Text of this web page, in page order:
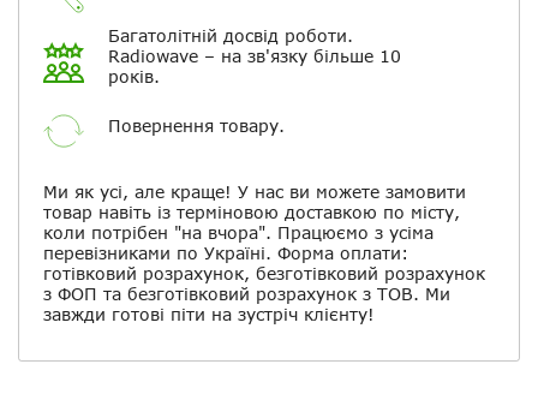
Багатолітній досвід роботи.
Radiowave – на зв'язку більше 10
років.
Повернення товару.
Ми як усі, але краще! У нас ви можете замовити
товар навіть із терміновою доставкою по місту,
коли потрібен "на вчора". Працюємо з усіма
перевізниками по Україні. Форма оплати:
готівковий розрахунок, безготівковий розрахунок
з ФОП та безготівковий розрахунок з ТОВ. Ми
завжди готові піти на зустріч клієнту!
Скасувати Залишити відгук